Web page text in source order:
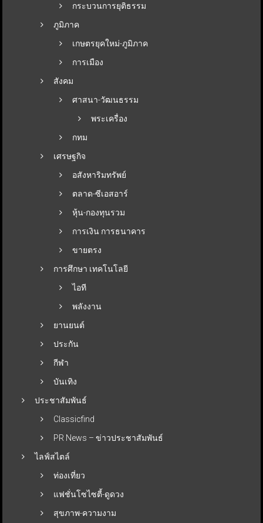
กระบวนการยุติธรรม
ภูมิภาค
เกษตรยุคใหม่-ภูมิภาค
การเมือง
สังคม
ศาสนา-วัฒนธรรม
พระเครื่อง
กทม
เศรษฐกิจ
อสังหาริมทรัพย์
ตลาด-ซีเอสอาร์
หุ้น-กองทุนรวม
การเงิน การธนาคาร
ขายตรง
การศึกษา เทคโนโลยี
ไอที
พลังงาน
ยานยนต์
ประกัน
กีฬา
บันเทิง
ประชาสัมพันธ์
Classicfind
PR News – ข่าวประชาสัมพันธ์
ไลฟ์สไตล์
ท่องเที่ยว
แฟชั่นโซไซตี้-ดูดวง
สุขภาพ-ความงาม